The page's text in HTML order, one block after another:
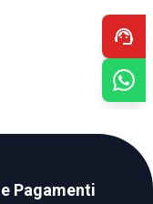
Pagamenti
support_agent